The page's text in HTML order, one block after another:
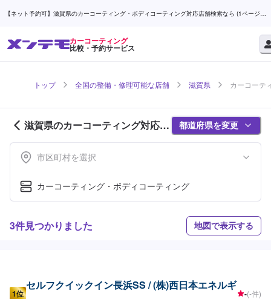
【ネット予約可】滋賀県のカーコーティング・ボディコーティング対応店舗検索なら (1ページ
カーコーティング
比較・予約サービス
トップ 全国の整備・修理可能な店舗 滋賀県 カーコーテ
滋賀県のカーコーティング対応店
舗紹介 (1ページ目)
都道府県を変更
市区町村を選択
カーコーティング・ボディコーティング
3件見つかりました 地図で表示する
1位
セルフクイックイン長浜SS / (株)西日本エネルギ
-(-件)